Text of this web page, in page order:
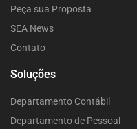
Peça sua Proposta
SEA News
Contato
Soluções
Departamento Contábil
Departamento de Pessoal